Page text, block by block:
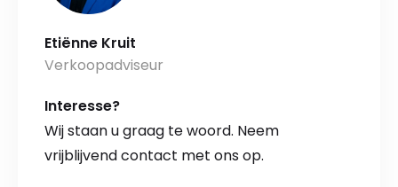
Etiënne Kruit
Verkoopadviseur
Interesse?
Wij staan u graag te woord. Neem
vrijblijvend contact met ons op.